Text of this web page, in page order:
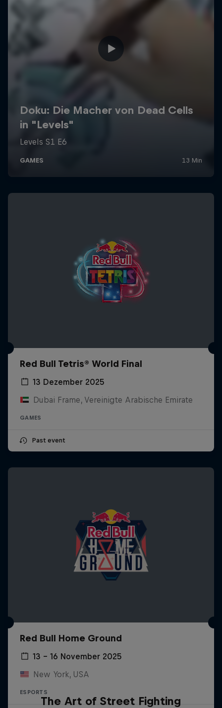
Red Bull Tetris® World Final
13 Dezember 2025
Dubai Frame, Vereinigte Arabische Emirate
GAMES
Past event
Red Bull Home Ground
13 – 16 November 2025
New York, USA
ESPORTS
The Art of Street Fighting